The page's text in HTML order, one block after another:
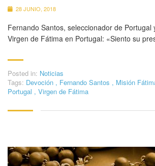
28 JUNIO, 2018
Fernando Santos, seleccionador de
Virgen de Fátima en Portugal: «Siento su
Posted in: Noticias
Tags: Devoción , Fernando Santos , Misión
Portugal , Virgen de Fátima